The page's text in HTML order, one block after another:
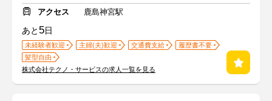
アクセス
鹿島神宮駅
あと 5日
未経験者歓迎 主婦(夫)歓迎 交通費支給
履歴書不要
髪型自由
株式会社テクノ・サービスの求人一覧を見る